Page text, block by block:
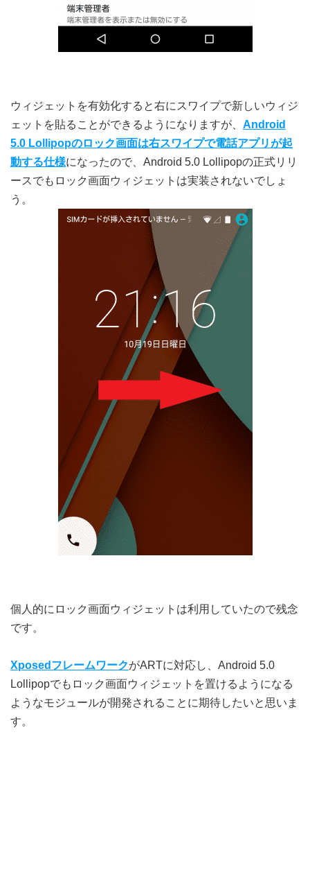
ウィジェットを有効化すると右にスワイプで新しいウィジ
ェットを貼ることができるようになりますが、 Android
5.0 Lollipopのロック画面は右スワイプで電話アプリが起
動する仕様になったので、Android 5.0 Lollipopの正式リリ
ースでもロック画面ウィジェットは実装されないでしょ
う。
個人的にロック画面ウィジェットは利用していたので残念
です。
XposedフレームワークがARTに対応し、Android 5.0
Lollipopでもロック画面ウィジェットを置けるようになる
ようなモジュールが開発されることに期待したいと思いま
す。